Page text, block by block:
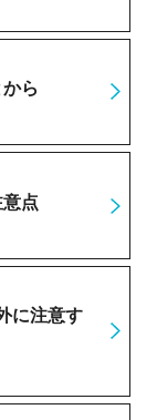
ら
点
に注意す